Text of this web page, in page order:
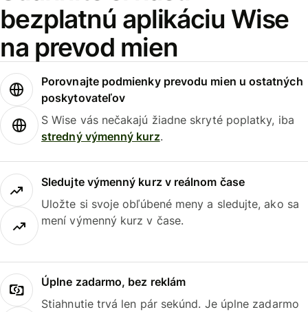
bezplatnú aplikáciu Wise
na prevod mien
Porovnajte podmienky prevodu mien u ostatných
poskytovateľov
S Wise vás nečakajú žiadne skryté poplatky, iba
stredný výmenný kurz.
Sledujte výmenný kurz v reálnom čase
Uložte si svoje obľúbené meny a sledujte, ako sa
mení výmenný kurz v čase.
Úplne zadarmo, bez reklám
Stiahnutie trvá len pár sekúnd. Je úplne zadarmo